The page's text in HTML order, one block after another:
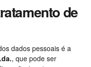
de
dados pessoais é a
, que pode ser